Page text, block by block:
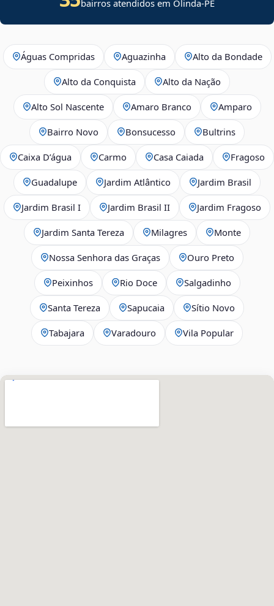
bairros atendidos em Olinda-PE
Águas Compridas Aguazinha Alto da Bondade
Alto da Conquista Alto da Nação
Alto Sol Nascente Amaro Branco Amparo
Bairro Novo Bonsucesso Bultrins
Caixa D’água Carmo Casa Caiada Fragoso
Guadalupe Jardim Atlântico Jardim Brasil
Jardim Brasil I Jardim Brasil II Jardim Fragoso
Jardim Santa Tereza Milagres Monte
Nossa Senhora das Graças Ouro Preto
Peixinhos Rio Doce Salgadinho
Santa Tereza Sapucaia Sítio Novo
Tabajara Varadouro Vila Popular